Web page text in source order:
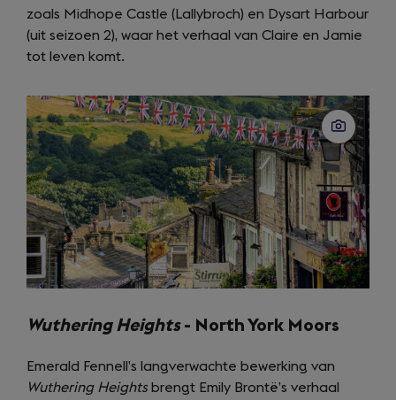
in
a
zoals Midhope Castle (Lallybroch) en Dysart Harbour
(uit seizoen 2), waar het verhaal van Claire en Jamie
tot leven komt.
Wuthering Heights- North York Moors
Emerald Fennell’s langverwachte bewerking van
Wuthering Heights brengt Emily Brontë’s verhaal